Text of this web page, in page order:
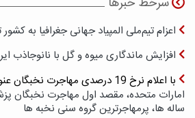
اعزام تیم‌ملی المپیاد جهانی جغرافیا به کشور
افزایش ماندگاری میوه و گل با نانوجاذب
با اعلام نرخ 19 درصدی مهاجرت نخبگان عنوان شد
ساله ها، پرمهاجرترین گروه سنی نخبه ها